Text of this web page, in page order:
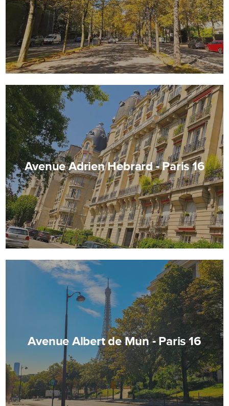
Avenue Adrien Hebrard - Paris 16
Avenue Albert de Mun - Paris 16